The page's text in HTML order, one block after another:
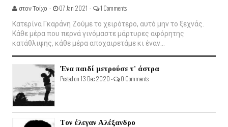
στον Τοίχο - 07 Jan 2021 - 1 Comments
Κατερίνα Γκαράνη Ζούμε το χειρότερο, αυτό μην το ξεχνάς.
Κάθε μέρα που περνά γινόμαστε μάρτυρες αφόρητης
κατάθλιψης, κάθε μέρα αποχαιρετάμε κι έναν...
Ένα παιδί μετρούσε τ' άστρα
Posted on 13 Dec 2020 - 0 Comments
Τον έλεγαν Αλέξανδρο